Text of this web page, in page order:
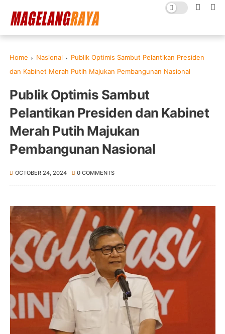
Home Nasional
Publik Optimis Sambut Pelantikan Presiden
dan Kabinet Merah Putih Majukan Pembangunan Nasional
Publik Optimis Sambut
Pelantikan Presiden dan Kabinet
Merah Putih Majukan
Pembangunan Nasional
OCTOBER 24, 2024 0 COMMENTS